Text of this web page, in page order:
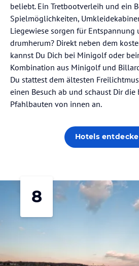
beliebt. Ein Tretbootverleih und ein
Spielmöglichkeiten,
Liegewiese sorgen für Entspannung
drumherum? Direkt neben dem
kannst Du Dich bei Minigolf oder
Kombination aus Minigolf und
Du stattest dem ältesten
einen Besuch ab und schaust Dir die
Pfahlbauten von innen an.
Hotels
8